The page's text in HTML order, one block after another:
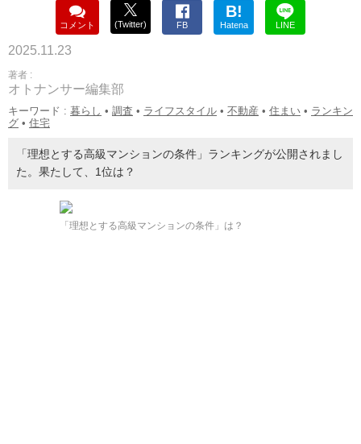
コメント (Twitter) FB
B!
Hatena LINE
2025.11.23
著者 :
オトナンサー編集部
キーワード : 暮らし • 調査 • ライフスタイル • 不動産 • 住まい • ランキン
グ • 住宅
「理想とする高級マンションの条件」ランキングが公開されまし
た。果たして、1位は？
「理想とする高級マンションの条件」は？